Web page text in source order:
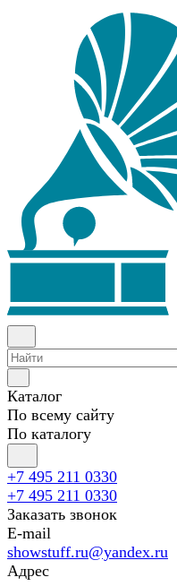
Каталог
По всему сайту
По каталогу
+7 495 211 0330
+7 495 211 0330
Заказать звонок
E-mail
showstuff.ru@yandex.ru
Адрес